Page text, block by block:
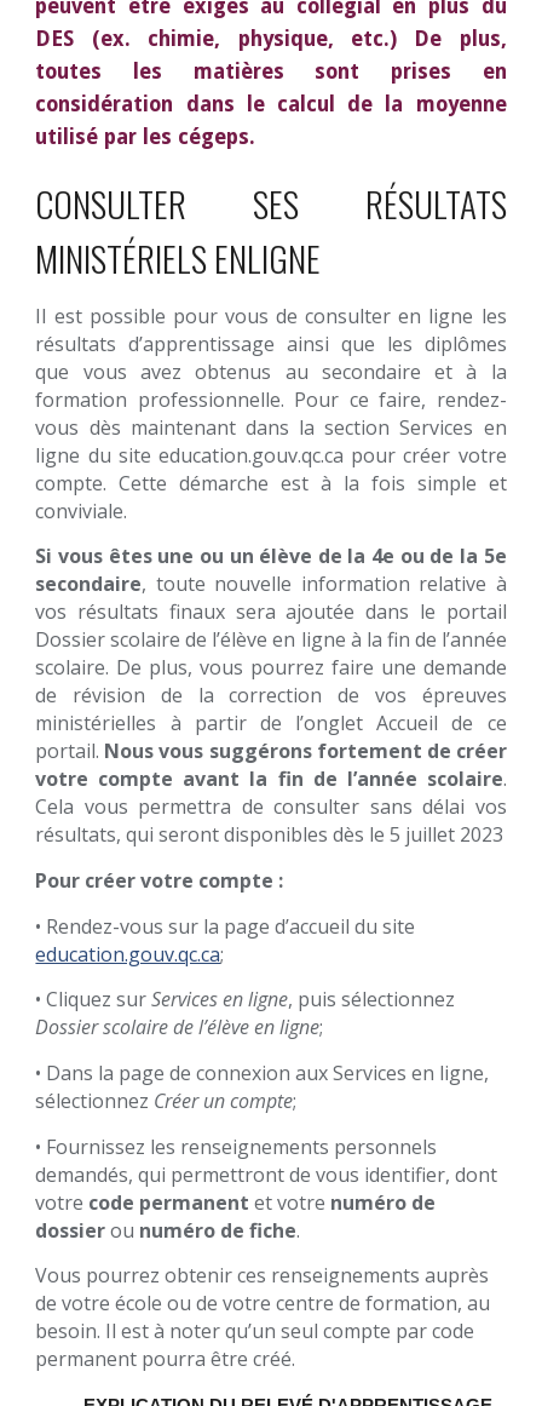
peuvent être exigés au collégial en plus du
DES (ex. chimie, physique, etc.) De plus,
toutes les matières sont prises en
considération dans le calcul de la moyenne
utilisé par les cégeps.
CONSULTER SES RÉSULTATS
MINISTÉRIELS ENLIGNE
Il est possible pour vous de consulter en ligne les
résultats d’apprentissage ainsi que les diplômes
que vous avez obtenus au secondaire et à la
formation professionnelle. Pour ce faire, rendez-
vous dès maintenant dans la section Services en
ligne du site education.gouv.qc.ca pour créer votre
compte. Cette démarche est à la fois simple et
conviviale.
Si vous êtes une ou un élève de la 4e ou de la 5e
secondaire, toute nouvelle information relative à
vos résultats finaux sera ajoutée dans le portail
Dossier scolaire de l’élève en ligne à la fin de l’année
scolaire. De plus, vous pourrez faire une demande
de révision de la correction de vos épreuves
ministérielles à partir de l’onglet Accueil de ce
portail. Nous vous suggérons fortement de créer
votre compte avant la fin de l’année scolaire.
Cela vous permettra de consulter sans délai vos
résultats, qui seront disponibles dès le 5 juillet 2023
Pour créer votre compte :
• Rendez-vous sur la page d’accueil du site
education.gouv.qc.ca;
• Cliquez surServices en ligne, puis sélectionnez
Dossier scolaire de l’élève en ligne;
• Dans la page de connexion aux Services en ligne,
sélectionnez Créer un compte;
• Fournissez les renseignements personnels
demandés, qui permettront de vous identifier, dont
votre code permanent et votre numéro de
dossierou numéro de fiche.
Vous pourrez obtenir ces renseignements auprès
de votre école ou de votre centre de formation, au
besoin. Il est à noter qu’un seul compte par code
permanent pourra être créé.